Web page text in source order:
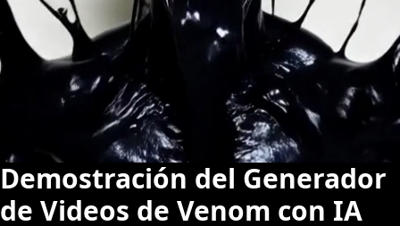
Demostración del Generador
de Videos de Venom con IA